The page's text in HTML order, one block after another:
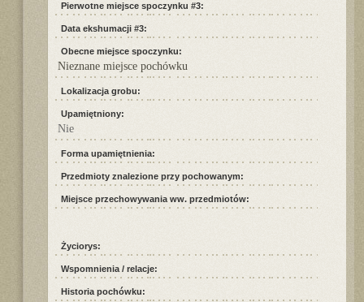
Pierwotne miejsce spoczynku #3:
Data ekshumacji #3:
Obecne miejsce spoczynku:
Nieznane miejsce pochówku
Lokalizacja grobu:
Upamiętniony:
Nie
Forma upamiętnienia:
Przedmioty znalezione przy pochowanym:
Miejsce przechowywania ww. przedmiotów:
Życiorys:
Wspomnienia / relacje:
Historia pochówku: